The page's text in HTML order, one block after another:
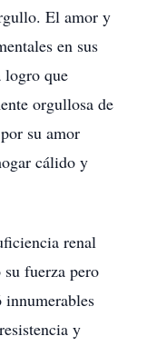
El amor y
en sus
logro que
orgullosa de
su amor
cálido y
renal
fuerza pero
innumerables
y